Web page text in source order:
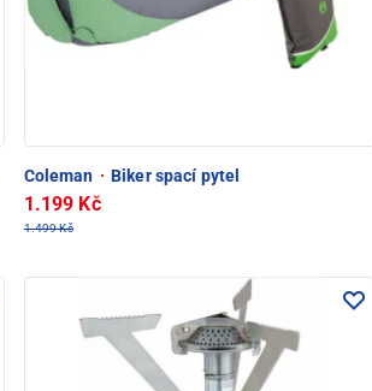
Coleman · Biker spací pytel
1.199 Kč
1.499 Kč